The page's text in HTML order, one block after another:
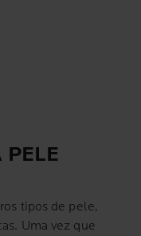
PELE
tipos de pele,
Uma vez que